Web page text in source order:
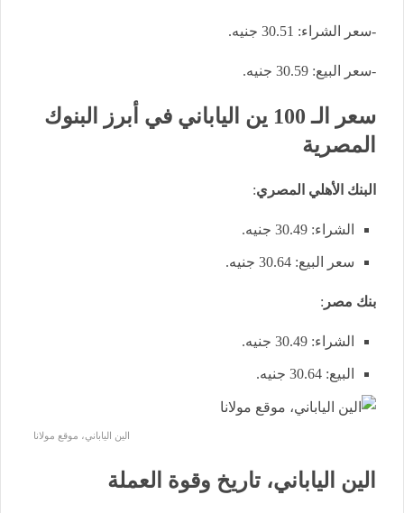
-سعر الشراء: 30.51 جنيه.
-سعر البيع: 30.59 جنيه.
سعر الـ 100 ين الياباني في أبرز البنوك
المصرية
البنك الأهلي المصري:
الشراء: 30.49 جنيه.
سعر البيع: 30.64 جنيه.
بنك مصر :
الشراء: 30.49 جنيه.
البيع: 30.64 جنيه.
الين الياباني، موقع مولانا
الين الياباني، تاريخ وقوة العملة